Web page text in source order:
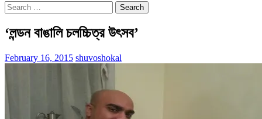
Search
for:
‘লন্ডন বাঙালি চলচ্চিত্র উৎসব’
February 16, 2015 shuvoshokal